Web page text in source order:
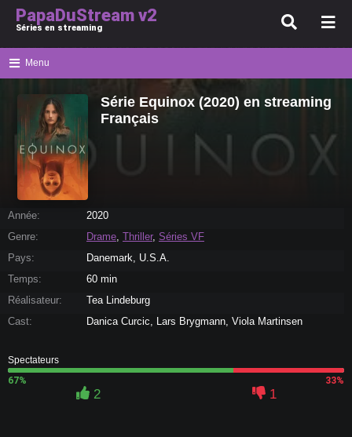
PapaDuStream v2
Séries en streaming
Menu
Série Equinox (2020) en streaming
Français
Année:
2020
Genre:
Drame, Thriller, Séries VF
Pays:
Danemark, U.S.A.
Temps:
60 min
Réalisateur:
Tea Lindeburg
Cast:
Danica Curcic, Lars Brygmann, Viola Martinsen
Spectateurs
67%
33%
2 1